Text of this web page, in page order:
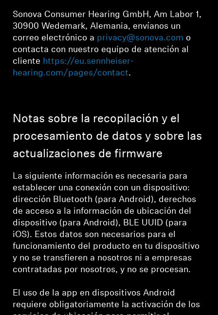
Sonova Consumer Hearing GmbH, Am Labor 1,
30900 Wedemark, Alemania, envíanos un
correo electrónico a privacy@sonova.com o
contacta con nuestro equipo de atención al
cliente https://eu.sennheiser-
hearing.com/pages/contact.
Notas sobre la recopilación y el
procesamiento de datos y sobre las
actualizaciones de firmware
La siguiente información es necesaria para
establecer una conexión con un dispositivo:
dirección Bluetooth (para Android), derechos
de acceso a la información de ubicación del
dispositivo (para Android), BLE UUID (para
iOS). Estos datos son necesarios para el
funcionamiento del producto en tu dispositivo
y no se transfieren a nosotros ni a empresas
contratadas por nosotros, y no se procesan.
El uso de la app en dispositivos Android
requiere obligatoriamente la activación de los